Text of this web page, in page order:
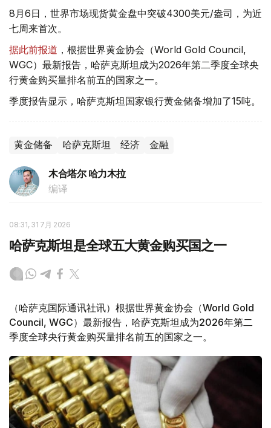
8月6日，世界市场现货黄金盘中突破4300美元/盎司，为近
七周来首次。
据此前报道 ，根据世界黄金协会（World Gold Council,
WGC）最新报告，哈萨克斯坦成为2026年第二季度全球央
行黄金购买量排名前五的国家之一。
季度报告显示，哈萨克斯坦国家银行黄金储备增加了15吨。
黄金储备 哈萨克斯坦 经济 金融
木合塔尔 哈力木拉
编译
08:31, 31 7月 2026
哈萨克斯坦是全球五大黄金购买国之一
（哈萨克国际通讯社讯）根据世界黄金协会（World Gold
Council, WGC）最新报告，哈萨克斯坦成为2026年第二
季度全球央行黄金购买量排名前五的国家之一。